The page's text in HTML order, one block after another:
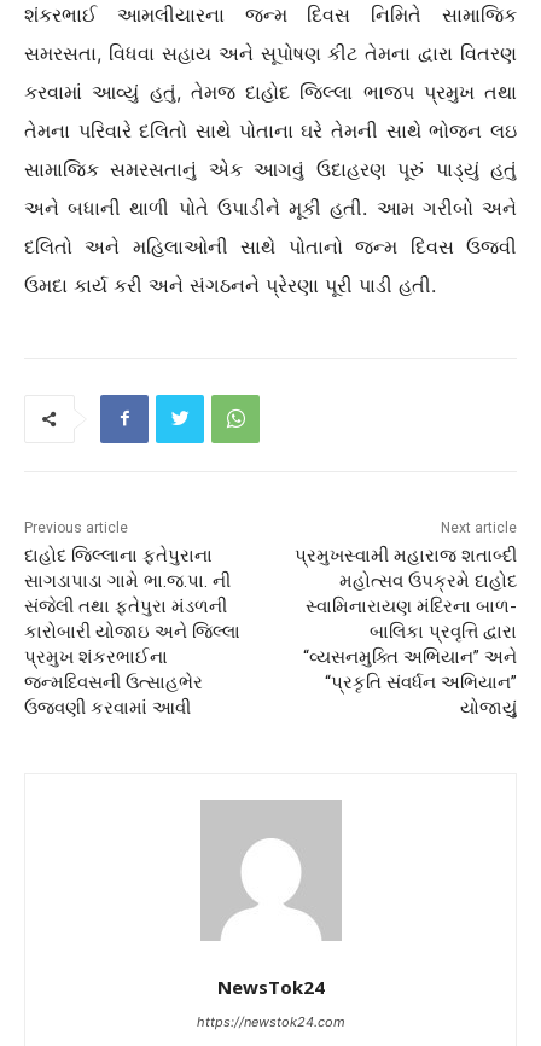
શંકરભાઈ આમલીયારના જન્મ દિવસ નિમિતે સામાજિક
સમરસતા, વિધવા સહાય અને સૂપોષણ કીટ તેમના દ્વારા વિતરણ
કરવામાં આવ્યું હતું, તેમજ દાહોદ જિલ્લા ભાજપ પ્રમુખ તથા
તેમના પરિવારે દલિતો સાથે પોતાના ઘરે તેમની સાથે ભોજન લઇ
સામાજિક સમરસતાનું એક આગવું ઉદાહરણ પૂરું પાડ્યું હતું
અને બધાની થાળી પોતે ઉપાડીને મૂકી હતી. આમ ગરીબો અને
દલિતો અને મહિલાઓની સાથે પોતાનો જન્મ દિવસ ઉજવી
ઉમદા કાર્ય કરી અને સંગઠનને પ્રેરણા પૂરી પાડી હતી.
Previous article
દાહોદ જિલ્લાના ફતેપુરાના
સાગડાપાડા ગામે ભા.જ.પા. ની
સંજેલી તથા ફતેપુરા મંડળની
કારોબારી યોજાઇ અને જિલ્લા
પ્રમુખ શંકરભાઈના
જન્મદિવસની ઉત્સાહભેર
ઉજવણી કરવામાં આવી
Next article
પ્રમુખસ્વામી મહારાજ શતાબ્દી
મહોત્સવ ઉપક્રમે દાહોદ
સ્વામિનારાયણ મંદિરના બાળ-
બાલિકા પ્રવૃત્તિ દ્વારા
“વ્યસનમુક્તિ અભિયાન” અને
“પ્રકૃતિ સંવર્ધન અભિયાન”
યોજાયુું
NewsTok24
https://newstok24.com